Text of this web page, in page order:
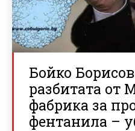
Бойко
разбитата от
фабрика за
фентанила –